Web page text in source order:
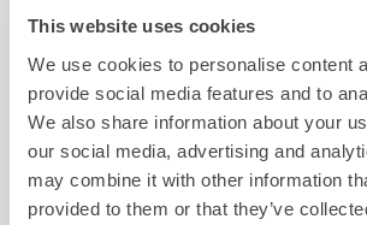
This website uses cookies
We use cookies to personalise content
provide social media features and to
We also share information about your
our social media, advertising and
may combine it with other information
provided to them or that they’ve
Hair Studio 107
从kamioooka站步行3分钟。
本日營業時間: 10:00〜19:00